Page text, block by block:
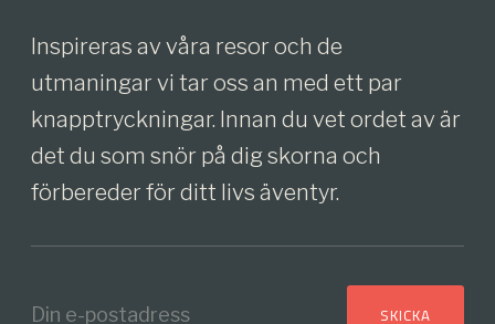
Inspireras av våra resor och de
utmaningar vi tar oss an med ett par
knapptryckningar. Innan du vet ordet av är
det du som snör på dig skorna och
förbereder för ditt livs äventyr.